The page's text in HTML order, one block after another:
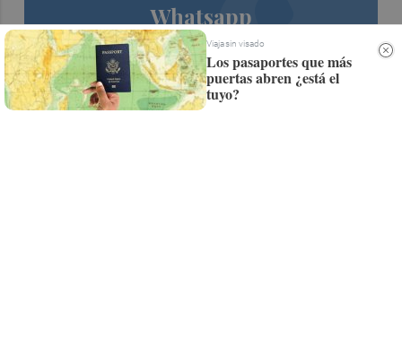
Whatsapp
Siempre al día de las últimas noticias
¡Quiero suscribirme!
Viaja sin visado
Los pasaportes que más
puertas abren ¿está el
tuyo?